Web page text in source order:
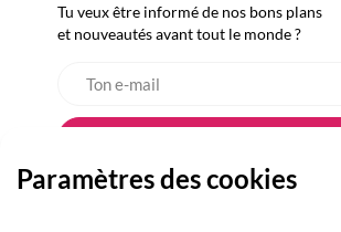
Tu veux être informé de nos bons plans
et nouveautés avant tout le monde ?
Paramètres des cookies